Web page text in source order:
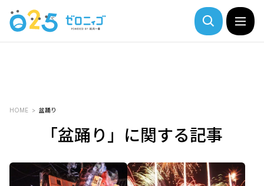
HOME 盆踊り
「盆踊り」に関する記事